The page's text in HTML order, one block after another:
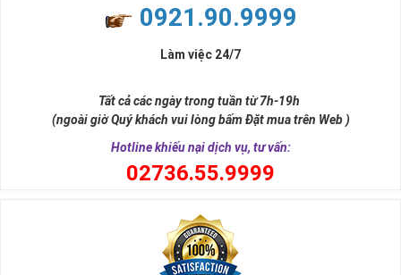
đời, nơi bạn phải đưa ra những quyết định quan trọng.
0921.90.9999
Làm việc 24/7
Tất cả các ngày trong tuần từ 7h-19h
(ngoài giờ Quý khách vui lòng bấm Đặt mua trên Web )
Hotline khiếu nại dịch vụ, tư vấn:
02736.55.9999